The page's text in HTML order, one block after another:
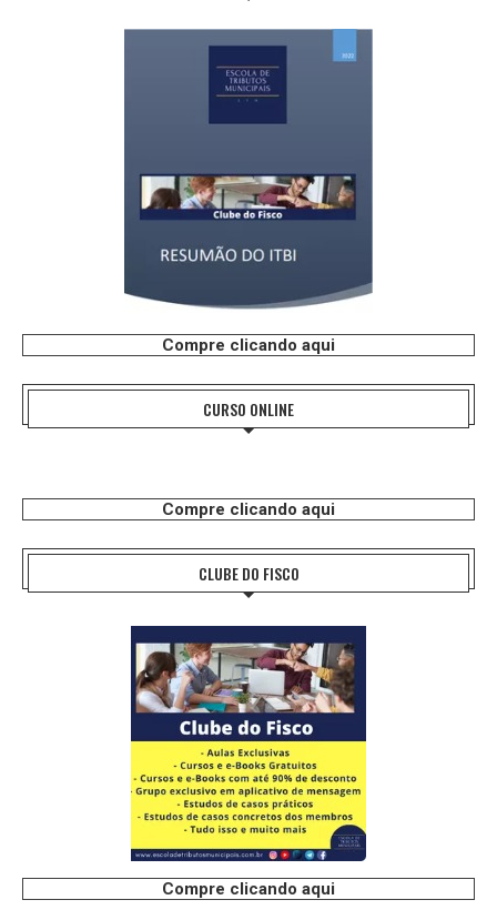
Compre clicando aqui
CURSO ONLINE
Compre clicando aqui
CLUBE DO FISCO
Compre clicando aqui